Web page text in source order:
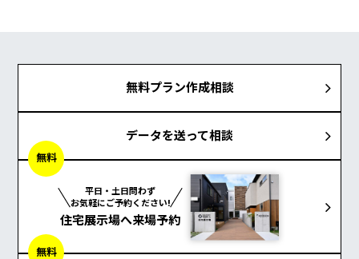
無料プラン作成相談
データを送って相談
平日・土日問わず
お気軽にご予約ください!
住宅展示場へ来場予約
無料
無料